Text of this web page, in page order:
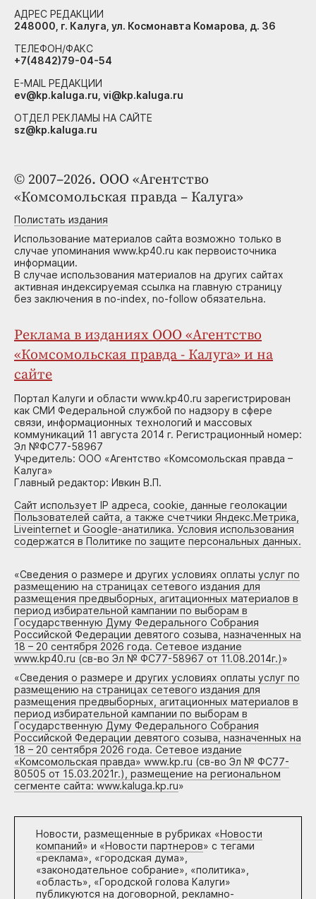
© 2007–2026. ООО «Агентство
«Комсомольская правда – Калуга»
Полистать издания
Использование материалов сайта возможно только в
случае упоминания www.kp40.ru как первоисточника
информации.
В случае использования материалов на других сайтах
активная индексируемая ссылка на главную страницу
без заключения в no-index, no-follow обязательна.
Реклама в изданиях ООО «Агентство
«Комсомольская правда - Калуга» и на
сайте
Портал Калуги и области www.kp40.ru зарегистрирован
как СМИ Федеральной службой по надзору в сфере
связи, информационных технологий и массовых
коммуникаций 11 августа 2014 г. Регистрационный номер:
Эл №ФС77-58967
Учредитель: ООО «Агентство «Комсомольская правда –
Калуга»
Главный редактор: Ивкин В.П.
Сайт использует IP адреса, cookie, данные геолокации
Пользователей сайта, а также счетчики Яндекс.Метрика,
Liveinternet и Google-анатилика. Условия использования
содержатся в Политике по защите персональных данных.
«Сведения о размере и других условиях оплаты услуг по
размещению на страницах сетевого издания для
размещения предвыборных, агитационных материалов в
период избирательной кампании по выборам в
Государственную Думу Федерального Собрания
Российской Федерации девятого созыва, назначенных на
18 – 20 сентября 2026 года. Сетевое издание
www.kp40.ru (св-во Эл № ФС77-58967 от 11.08.2014г.)»
«Сведения о размере и других условиях оплаты услуг по
размещению на страницах сетевого издания для
размещения предвыборных, агитационных материалов в
период избирательной кампании по выборам в
Государственную Думу Федерального Собрания
Российской Федерации девятого созыва, назначенных на
18 – 20 сентября 2026 года. Сетевое издание
«Комсомольская правда» www.kp.ru (св-во Эл № ФС77-
80505 от 15.03.2021г.), размещение на региональном
сегменте сайта: www.kaluga.kp.ru»
Новости, размещенные в рубриках «Новости
компаний» и «Новости партнеров» с тегами
«реклама», «городская дума»,
«законодательное собрание», «политика»,
«область», «Городской голова Калуги»
публикуются на договорной, рекламно-
АДРЕС РЕДАКЦИИ
248000, г. Калуга, ул. Космонавта Комарова, д. 36
ТЕЛЕФОН/ФАКС
+7(4842)79-04-54
E-MAIL РЕДАКЦИИ
ev@kp.kaluga.ru, vi@kp.kaluga.ru
ОТДЕЛ РЕКЛАМЫ НА САЙТЕ
sz@kp.kaluga.ru